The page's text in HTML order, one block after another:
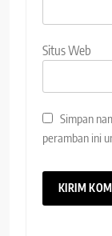
Situs Web
Simpan
peramban ini